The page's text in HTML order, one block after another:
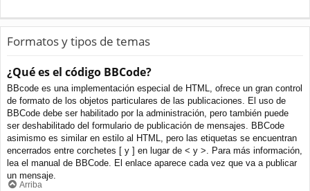
Formatos y tipos de temas
¿Qué es el código BBCode?
BBcode es una implementación especial de HTML, ofrece un gran control
de formato de los objetos particulares de las publicaciones. El uso de
BBCode debe ser habilitado por la administración, pero también puede
ser deshabilitado del formulario de publicación de mensajes. BBCode
asimismo es similar en estilo al HTML, pero las etiquetas se encuentran
encerrados entre corchetes [ y ] en lugar de < y >. Para más información,
lea el manual de BBCode. El enlace aparece cada vez que va a publicar
un mensaje.
Arriba